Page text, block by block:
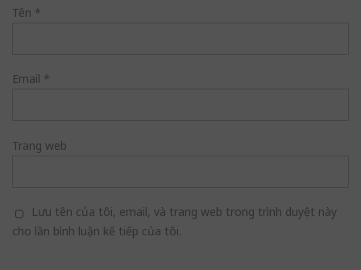
Tên *
Email *
Trang web
Lưu tên của tôi, email, và trang web trong trình duyệt này
cho lần bình luận kế tiếp của tôi.